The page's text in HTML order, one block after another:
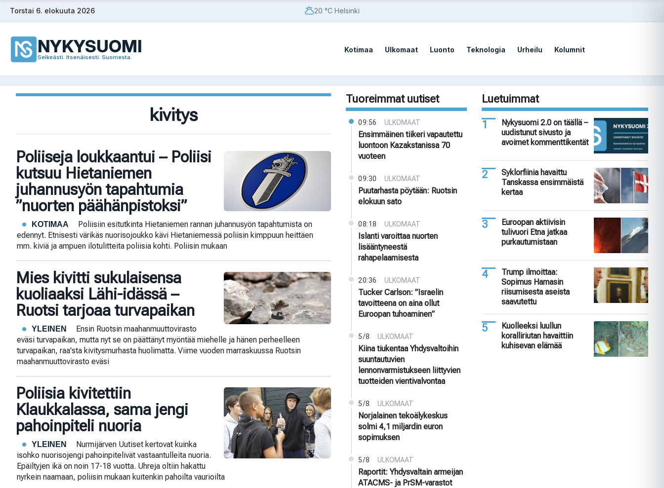
SiirryTorstai 6. elokuuta 2026 20 °C Helsinki
NYKYSUOMI
Selkeästi. Itsenäisesti. Suomesta.
Kotimaa Ulkomaat Luonto Teknologia Urheilu Kolumnit
kivitys
Poliiseja loukkaantui – Poliisi
kutsuu Hietaniemen
juhannusyön tapahtumia
”nuorten päähänpistoksi”
KOTIMAA
Poliisiin esitutkinta Hietaniemen rannan juhannusyön tapahtumista on
edennyt. Etnisesti värikäs nuorisojoukko kävi Hietaniemessä poliisin kimppuun heittäen
mm. kiviä ja ampuen ilotulitteita poliisia kohti. Poliisin mukaan
Mies kivitti sukulaisensa
kuoliaaksi Lähi-idässä –
Ruotsi tarjoaa turvapaikan
YLEINEN
Ensin Ruotsin maahanmuuttovirasto
eväsi turvapaikan, mutta nyt se on päättänyt myöntää miehelle ja hänen perheelleen
turvapaikan, raa'sta kivitysmurhasta huolimatta. Viime vuoden marraskuussa Ruotsin
maahanmuuttovirasto eväsi
Poliisia kivitettiin
Klaukkalassa, sama jengi
pahoinpiteli nuoria
YLEINEN
Nurmijärven Uutiset kertovat kuinka
isohko nuorisojengi pahoinpitelivät vastaantulleita nuoria.
Epäiltyjen ikä on noin 17-18 vuotta. Uhreja oltiin hakattu
nyrkein naamaan, poliisin mukaan kuitenkin pahoilta vaurioilta
Tuoreimmat uutiset
09:56 ULKOMAAT
Ensimmäinen tiikeri vapautettu
luontoon Kazakstanissa 70
vuoteen
09:30 ULKOMAAT
Puutarhasta pöytään: Ruotsin
elokuun sato
08:18 ULKOMAAT
Islanti varoittaa nuorten
lisääntyneestä
rahapelaamisesta
20:36 ULKOMAAT
Tucker Carlson: ”Israelin
tavoitteena on aina ollut
Euroopan tuhoaminen”
5/8 ULKOMAAT
Kiina tiukentaa Yhdysvaltoihin
suuntautuvien
lennonvarmistukseen liittyvien
tuotteiden vientivalvontaa
5/8 ULKOMAAT
Norjalainen tekoälykeskus
solmi 4,1 miljardin euron
sopimuksen
5/8 ULKOMAAT
Raportit: Yhdysvaltain armeijan
ATACMS- ja PrSM-varastot
Luetuimmat
Nykysuomi 2.0 on täällä –
uudistunut sivusto ja
avoimet kommenttikentät
Syklorfiinia havaittu
Tanskassa ensimmäistä
kertaa
Euroopan aktiivisin
tulivuori Etna jatkaa
purkautumistaan
Trump ilmoittaa:
Sopimus Hamasin
riisumisesta aseista
saavutettu
Kuolleeksi luullun
koralliriutan havaittiin
kuhisevan elämää